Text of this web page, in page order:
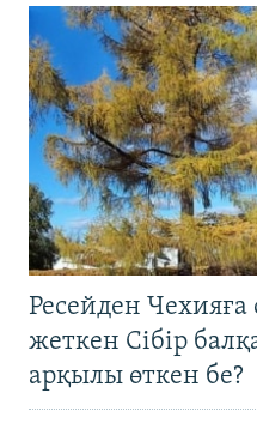
Ресейден
жеткен Сібір
арқылы өткен бе?